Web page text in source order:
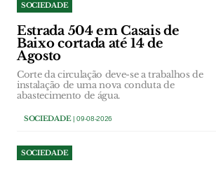
SOCIEDADE
Estrada 504 em Casais de
Baixo cortada até 14 de
Agosto
Corte da circulação deve-se a trabalhos de
instalação de uma nova conduta de
abastecimento de água.
SOCIEDADE| 09-08-2026
SOCIEDADE